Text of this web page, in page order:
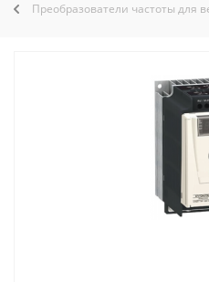
Преобразователи частоты для